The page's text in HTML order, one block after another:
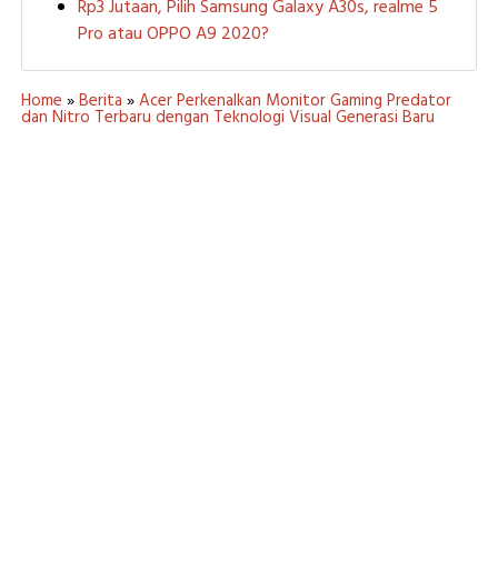
Rp3 Jutaan, Pilih Samsung Galaxy A30s, realme 5
Pro atau OPPO A9 2020?
Home »Berita »Acer Perkenalkan Monitor Gaming Predator
dan Nitro Terbaru dengan Teknologi Visual Generasi Baru